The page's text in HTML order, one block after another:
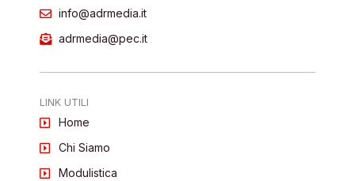
info@adrmedia.it
adrmedia@pec.it
LINK UTILI
Home
Chi Siamo
Modulistica